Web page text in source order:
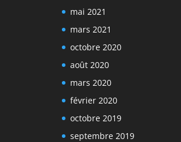
mai 2021
mars 2021
octobre 2020
août 2020
mars 2020
février 2020
octobre 2019
septembre 2019